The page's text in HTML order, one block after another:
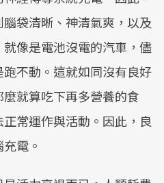
袋清晰、神清氣爽，以及
像是電池沒電的汽車，儘
不動。這就如同沒有良好
就算吃下再多營養的食
常運作與活動。因此，良
電。